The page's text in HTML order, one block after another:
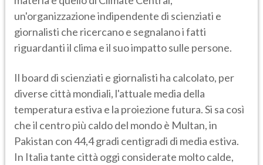
un'organizzazione indipendente di scienziati e
giornalisti che ricercano e segnalano i fatti
riguardanti il clima e il suo impatto sulle persone.
Il board di scienziati e giornalisti ha calcolato, per
diverse città mondiali, l'attuale media della
temperatura estiva e la proiezione futura. Si sa così
che il centro più caldo del mondo è Multan, in
Pakistan con 44,4 gradi centigradi di media estiva.
In Italia tante città oggi considerate molto calde,